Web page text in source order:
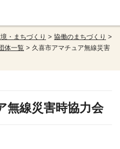
・まちづくり > 協働のまちづくり >
体一覧 > 久喜市アマチュア無線災害
無線災害時協力会